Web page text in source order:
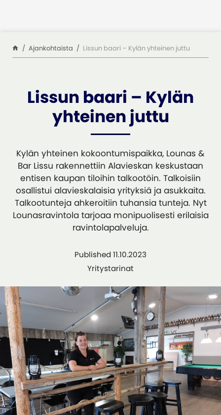
Ajankohtaista Lissun baari – Kylän yhteinen juttu
Lissun baari – Kylän
yhteinen juttu
Kylän yhteinen kokoontumispaikka, Lounas &
Bar Lissu rakennettiin Alavieskan keskustaan
entisen kaupan tiloihin talkootöin. Talkoisiin
osallistui alavieskalaisia yrityksiä ja asukkaita.
Talkootunteja ahkeroitiin tuhansia tunteja. Nyt
Lounasravintola tarjoaa monipuolisesti erilaisia
ravintolapalveluja.
Published 11.10.2023
Yritystarinat